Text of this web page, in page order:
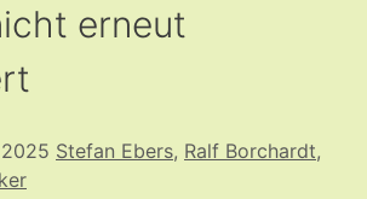
erneut
Stefan Ebers, Ralf Borchardt,